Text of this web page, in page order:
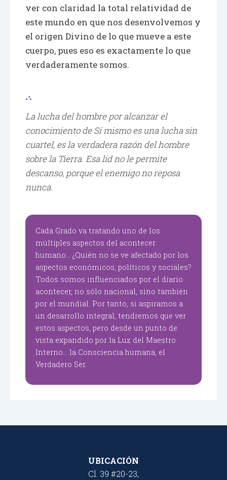
ver con claridad la total relatividad de
este mundo en que nos desenvolvemos y
el origen Divino de lo que mueve a este
cuerpo, pues eso es exactamente lo que
verdaderamente somos.
.·.
La lucha del hombre por alcanzar el
conocimiento de Sí mismo es una lucha sin
cuartel, es la verdadera razón del hombre
sobre la Tierra. Esa lid no le permite
descanso, porque el enemigo no reposa
nunca.
Cada Grado va tratando uno de los
múltiples aspectos del acontecer
humano… ¿Quién no se ve afectado por los
aspectos económicos, políticos y sociales?
Todos somos influenciados por el diario
acontecer, no sólo nacional, sino también
por el mundial. Por tanto, si aspiramos a
un desarrollo integral, tendremos que ver
estos aspectos, pero desde un punto de
vista expandido por la Luz del Maestro
Interno… la Consciencia humana, el
Verdadero Ser.
UBICACIÓN
Cl. 39 #20-23,